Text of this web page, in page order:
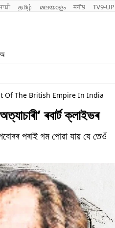
தமிழ் മലയാളം मनी9 TV9-UP
Of The British Empire In India
ৰবাৰ্ট ক্লাইভৰ
পৰাই গম পোৱা যায় যে তেওঁ